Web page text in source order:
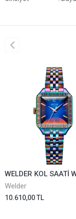
WELDER KOL SAATİ
Welder
10.610,00 TL